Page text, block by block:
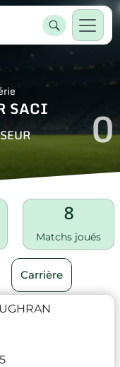
SACI 0
8
Matchs joués
Carrière